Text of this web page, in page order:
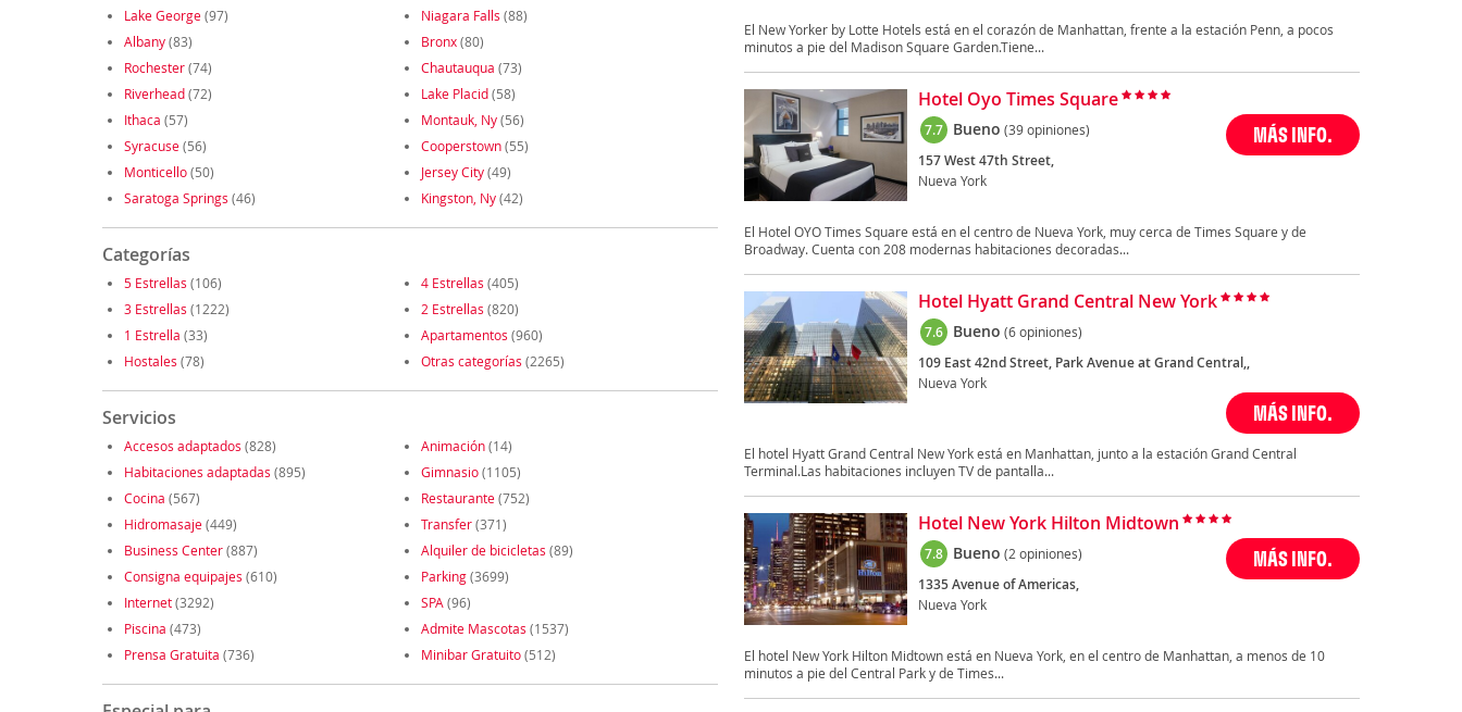
Lake George(97) Niagara Falls (88)
Albany(83) Bronx(80)
Rochester(74) Chautauqua (73)
Riverhead(72) Lake Placid(58)
Ithaca (57) Montauk, Ny(56)
Syracuse(56) Cooperstown(55)
Monticello(50) Jersey City(49)
Saratoga Springs (46) Kingston, Ny(42)
Categorías
5 Estrellas (106) 4 Estrellas (405)
3 Estrellas (1222) 2 Estrellas (820)
1 Estrella (33) Apartamentos (960)
Hostales (78) Otras categorías (2265)
Servicios
Accesos adaptados (828) Animación(14)
Habitaciones adaptadas (895) Gimnasio(1105)
Cocina (567) Restaurante(752)
Hidromasaje(449) Transfer(371)
Business Center(887) Alquiler de bicicletas (89)
Consigna equipajes (610) Parking(3699)
Internet(3292) SPA (96)
Piscina (473) Admite Mascotas (1537)
Prensa Gratuita (736) Minibar Gratuito(512)
El New Yorker by Lotte Hotels está en el corazón de Manhattan, frente a la estación Penn, a pocos
minutos a pie del Madison Square Garden.Tiene...
Hotel Oyo Times Square
7.7 Bueno (39 opiniones)
157 West 47th Street,
Nueva York
MÁS INFO.
El Hotel OYO Times Square está en el centro de Nueva York, muy cerca de Times Square y de
Broadway. Cuenta con 208 modernas habitaciones decoradas...
Hotel Hyatt Grand Central New York
7.6 Bueno (6 opiniones)
109 East 42nd Street, Park Avenue at Grand Central,,
Nueva York
MÁS INFO.
El hotel Hyatt Grand Central New York está en Manhattan, junto a la estación Grand Central
Terminal.Las habitaciones incluyen TV de pantalla...
Hotel New York Hilton Midtown
7.8 Bueno (2 opiniones)
1335 Avenue of Americas,
Nueva York
MÁS INFO.
El hotel New York Hilton Midtown está en Nueva York, en el centro de Manhattan, a menos de 10
minutos a pie del Central Park y de Times...